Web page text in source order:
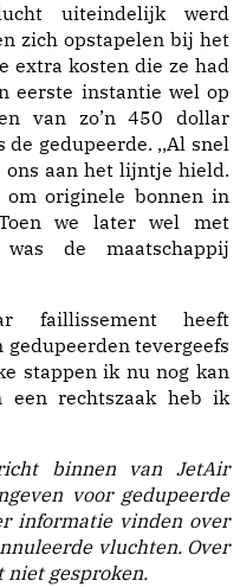
uiteindelijk werd
zich opstapelen bij het
extra kosten die ze had
eerste instantie wel op
van zo’n 450 dollar
de gedupeerde. ,,Al snel
aan het lijntje hield.
om originele bonnen in
we later wel met
de maatschappij
faillissement heeft
tevergeefs
stappen ik nu nog kan
een rechtszaak heb ik
binnen van JetAir
voor gedupeerde
informatie vinden over
vluchten. Over
niet gesproken.